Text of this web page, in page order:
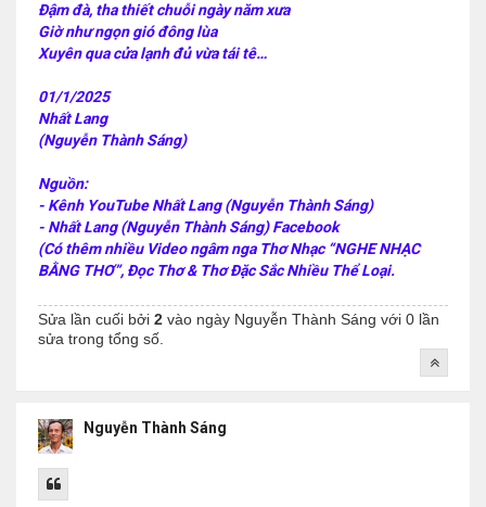
Đậm đà, tha thiết chuỗi ngày năm xưa
Giờ như ngọn gió đông lùa
Xuyên qua cửa lạnh đủ vừa tái tê…
01/1/2025
Nhất Lang
(Nguyễn Thành Sáng)
Nguồn:
- Kênh YouTube Nhất Lang (Nguyễn Thành Sáng)
- Nhất Lang (Nguyễn Thành Sáng) Facebook
(Có thêm nhiều Video ngâm nga Thơ Nhạc “NGHE NHẠC
BẰNG THƠ”, Đọc Thơ & Thơ Đặc Sắc Nhiều Thể Loại.
Sửa lần cuối bởi 2 vào ngày Nguyễn Thành Sáng với 0 lần
sửa trong tổng số.
Nguyễn Thành Sáng